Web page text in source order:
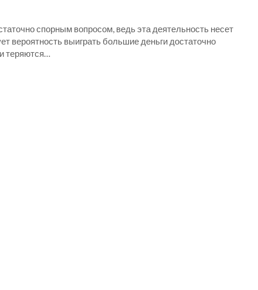
спорным вопросом, ведь эта деятельность несет
вероятность выиграть большие деньги достаточно
теряются…